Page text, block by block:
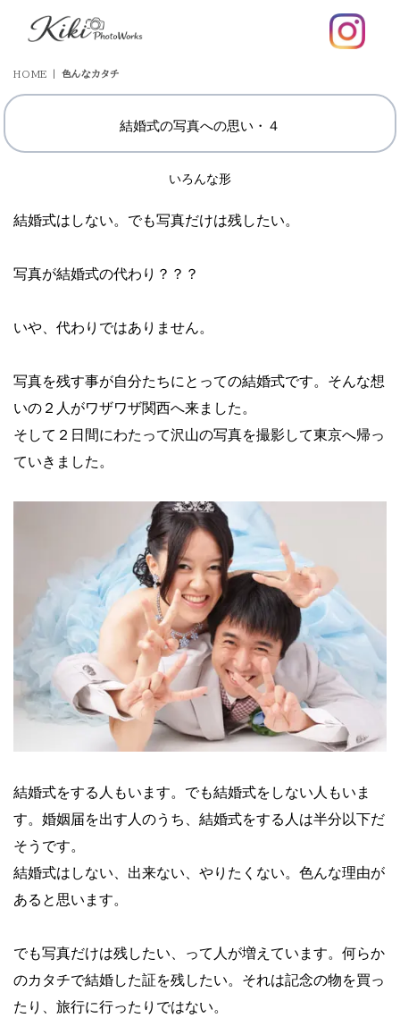
HOME 色んなカタチ
結婚式の写真への思い・４
いろんな形
結婚式はしない。でも写真だけは残したい。
写真が結婚式の代わり？？？
いや、代わりではありません。
写真を残す事が自分たちにとっての結婚式です。そんな想
いの２人がワザワザ関西へ来ました。
そして２日間にわたって沢山の写真を撮影して東京へ帰っ
ていきました。
結婚式をする人もいます。でも結婚式をしない人もいま
す。婚姻届を出す人のうち、結婚式をする人は半分以下だ
そうです。
結婚式はしない、出来ない、やりたくない。色んな理由が
あると思います。
でも写真だけは残したい、って人が増えています。何らか
のカタチで結婚した証を残したい。それは記念の物を買っ
たり、旅行に行ったりではない。